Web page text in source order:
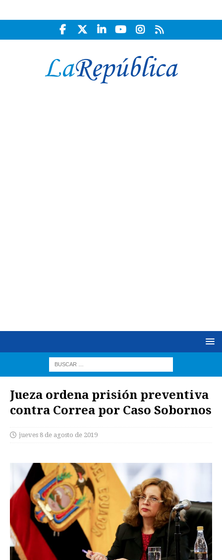
Jueza ordena prisión preventiva
contra Correa por Caso Sobornos
jueves 8 de agosto de 2019